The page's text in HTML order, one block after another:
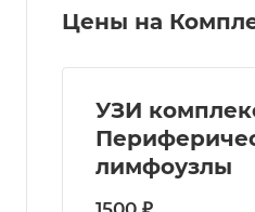
Цены на
УЗИ
лимфоузлы